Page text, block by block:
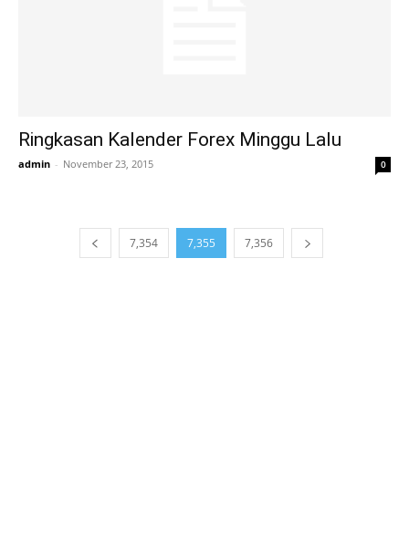
Ringkasan Kalender Forex Minggu Lalu
admin - November 23, 2015 0
7,354 7,355 7,356